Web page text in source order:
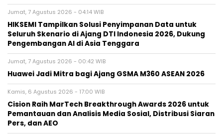
Jumat, 7 Agustus 2026 - 04:14 WIB
HIKSEMI Tampilkan Solusi Penyimpanan Data untuk
Seluruh Skenario di Ajang DTI Indonesia 2026, Dukung
Pengembangan AI di Asia Tenggara
Jumat, 7 Agustus 2026 - 00:42 WIB
Huawei Jadi Mitra bagi Ajang GSMA M360 ASEAN 2026
Kamis, 6 Agustus 2026 - 17:00 WIB
Cision Raih MarTech Breakthrough Awards 2026 untuk
Pemantauan dan Analisis Media Sosial, Distribusi Siaran
Pers, dan AEO